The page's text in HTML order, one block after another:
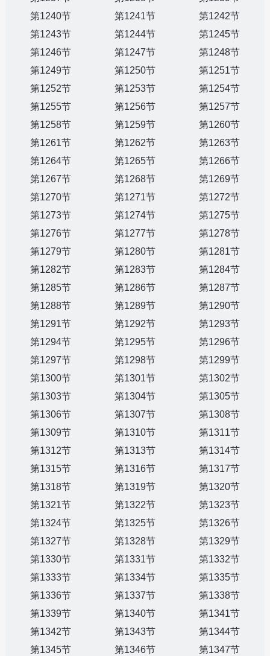
第1240节
第1241节
第1242节
第1243节
第1244节
第1245节
第1246节
第1247节
第1248节
第1249节
第1250节
第1251节
第1252节
第1253节
第1254节
第1255节
第1256节
第1257节
第1258节
第1259节
第1260节
第1261节
第1262节
第1263节
第1264节
第1265节
第1266节
第1267节
第1268节
第1269节
第1270节
第1271节
第1272节
第1273节
第1274节
第1275节
第1276节
第1277节
第1278节
第1279节
第1280节
第1281节
第1282节
第1283节
第1284节
第1285节
第1286节
第1287节
第1288节
第1289节
第1290节
第1291节
第1292节
第1293节
第1294节
第1295节
第1296节
第1297节
第1298节
第1299节
第1300节
第1301节
第1302节
第1303节
第1304节
第1305节
第1306节
第1307节
第1308节
第1309节
第1310节
第1311节
第1312节
第1313节
第1314节
第1315节
第1316节
第1317节
第1318节
第1319节
第1320节
第1321节
第1322节
第1323节
第1324节
第1325节
第1326节
第1327节
第1328节
第1329节
第1330节
第1331节
第1332节
第1333节
第1334节
第1335节
第1336节
第1337节
第1338节
第1339节
第1340节
第1341节
第1342节
第1343节
第1344节
第1345节
第1346节 第1347节